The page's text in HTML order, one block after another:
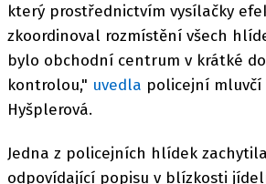
který prostřednictvím vysílačky
zkoordinoval rozmístění všech
bylo obchodní centrum v krátké
kontrolou," uvedla policejní mluvčí
Hyšplerová.
Jedna z policejních hlídek
odpovídající popisu v blízkosti